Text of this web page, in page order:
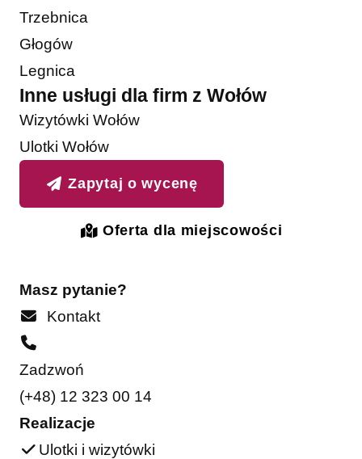
Trzebnica
Głogów
Legnica
Inne usługi dla firm z Wołów
Wizytówki Wołów
Ulotki Wołów
Zapytaj o wycenę
Oferta dla miejscowości
Masz pytanie?
Kontakt
Zadzwoń
(+48) 12 323 00 14
Realizacje
Ulotki i wizytówki